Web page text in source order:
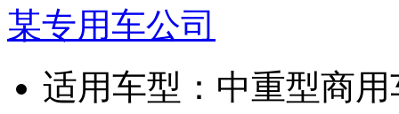
某专用车公司
适用车型： 中重型商